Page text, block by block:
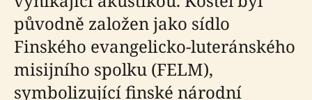
původně založen jako sídlo
Finského evangelicko-luteránského
misijního spolku (FELM),
symbolizující finské národní